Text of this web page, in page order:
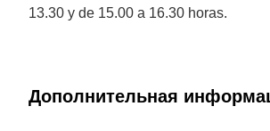
13.30 y de 15.00 a 16.30 horas.
Дополнительная